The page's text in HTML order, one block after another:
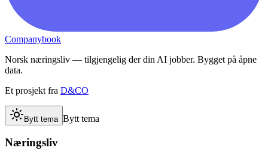
Companybook
Norsk næringsliv — tilgjengelig der din AI jobber. Bygget på åpne
data.
Et prosjekt fra D&CO
Bytt tema Bytt tema
Næringsliv